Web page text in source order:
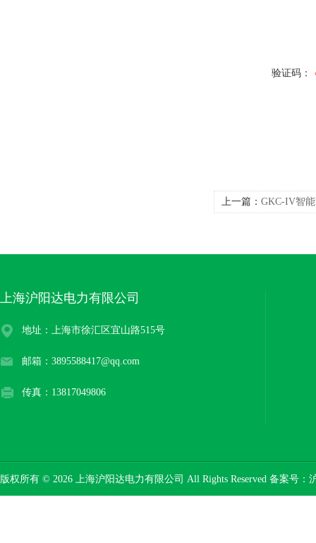
验证码：
上一篇： GKC-IV智
上海沪阳达电力有限公司
地址：上海市徐汇区宜山路515号
邮箱：3895588417@qq.com
传真：13817049806
版权所有 © 2026 上海沪阳达电力有限公司 All Rights Reserved 备案号：